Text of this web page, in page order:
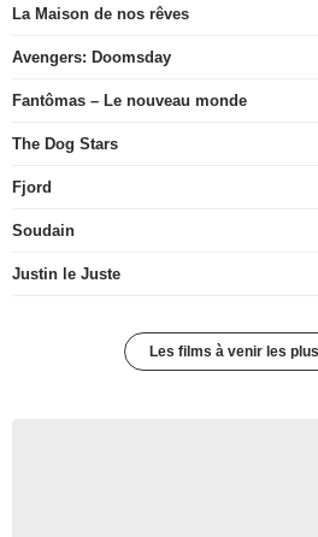
La Maison de nos rêves
Avengers: Doomsday
Fantômas – Le nouveau monde
The Dog Stars
Fjord
Soudain
Justin le Juste
Les films à venir les